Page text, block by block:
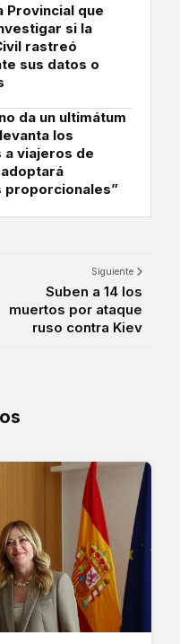
Provincial que
si la
rastreó
sus datos o
da un ultimátum
los
a viajeros de
adoptará
proporcionales”
Siguiente
Suben a 14 los
muertos por ataque
ruso contra Kiev